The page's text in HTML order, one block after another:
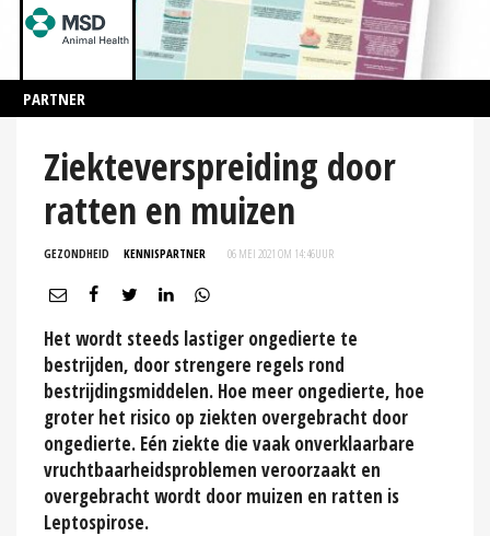
PARTNER
Ziekteverspreiding door
ratten en muizen
GEZONDHEID KENNISPARTNER 06 MEI 2021 OM 14:46UUR
Het wordt steeds lastiger ongedierte te
bestrijden, door strengere regels rond
bestrijdingsmiddelen. Hoe meer ongedierte, hoe
groter het risico op ziekten overgebracht door
ongedierte. Eén ziekte die vaak onverklaarbare
vruchtbaarheidsproblemen veroorzaakt en
overgebracht wordt door muizen en ratten is
Leptospirose.